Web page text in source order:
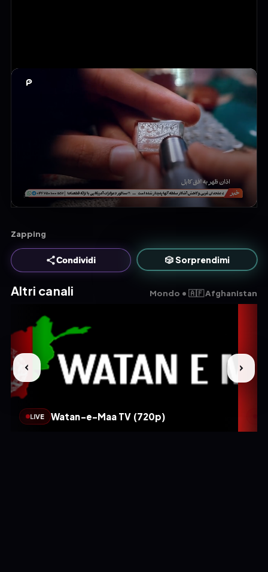
Zapping
Condividi 🎲 Sorprendimi
Altri canali Mondo • 🇦🇫 Afghanistan
LIVE Watan-e-Maa TV (720p)